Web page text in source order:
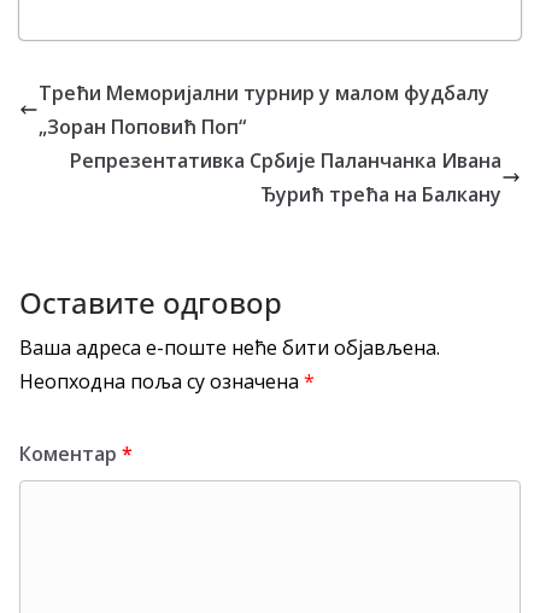
e
b
o
o
to
d
o
n
ai
l
ar
e
Трећи Меморијални турнир у малом фудбалу
„Зоран Поповић Поп“
Репрезентативка Србије Паланчанка Ивана
Ђурић трећа на Балкану
Оставите одговор
Ваша адреса е-поште неће бити објављена.
Неопходна поља су означена *
Коментар *